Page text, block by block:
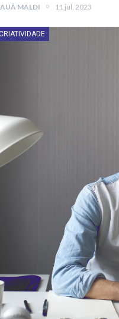
MALDI 11 jul, 2023